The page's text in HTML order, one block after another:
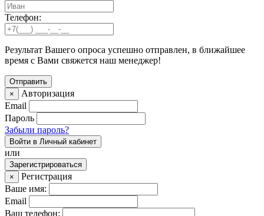
Телефон:
Результат Вашего опроса успешно отправлен, в ближайшее
время с Вами свяжется наш менеджер!
×
Авторизация
Email
Пароль
Забыли пароль?
Войти в Личный кабинет
или
Зарегистрироваться
×
Регистрация
Ваше имя:
Email
Ваш телефон: